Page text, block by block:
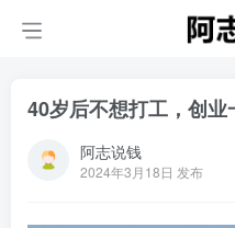
40岁后不想打工，创
阿志说钱
2024年3月18日 发布